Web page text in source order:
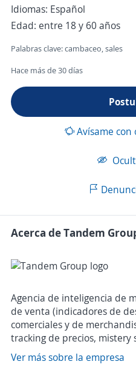
Idiomas: Español
Edad: entre 18 y 60 años
Palabras clave: cambaceo, sales
Hace más de 30 días
Avísame con
Acerca de Tandem
Agencia de inteligencia de
de venta (indicadores de
comerciales y de
tracking de precios, mistery
Ver más sobre la empresa